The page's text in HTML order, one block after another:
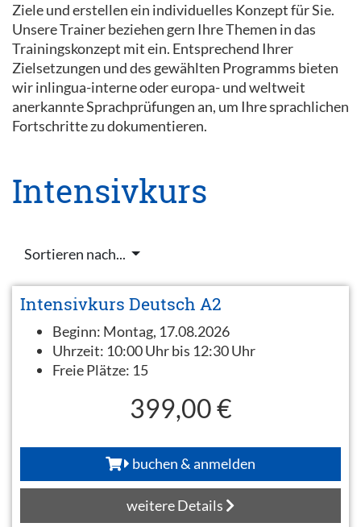
Ziele und erstellen ein individuelles Konzept für Sie.
Unsere Trainer beziehen gern Ihre Themen in das
Trainingskonzept mit ein. Entsprechend Ihrer
Zielsetzungen und des gewählten Programms bieten
wir inlingua-interne oder europa- und weltweit
anerkannte Sprachprüfungen an, um Ihre sprachlichen
Fortschritte zu dokumentieren.
Intensivkurs
Sortieren nach...
Intensivkurs Deutsch A2
Beginn: Montag, 17.08.2026
Uhrzeit: 10:00 Uhr bis 12:30 Uhr
Freie Plätze: 15
399,00 €
buchen & anmelden
weitere Details